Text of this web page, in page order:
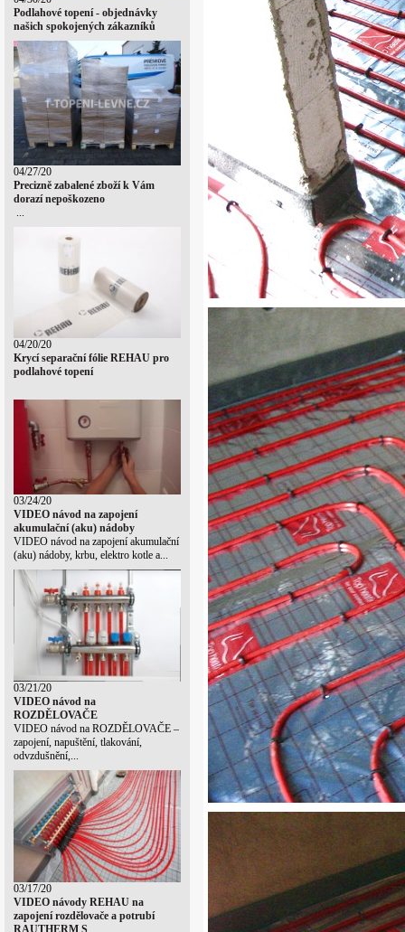
Podlahové topení - objednávky
našich spokojených zákazníků
04/27/20
Precizně zabalené zboží k Vám
dorazí nepoškozeno
...
04/20/20
Krycí separační fólie REHAU pro
podlahové topení
03/24/20
VIDEO návod na zapojení
akumulační (aku) nádoby
VIDEO návod na zapojení akumulační
(aku) nádoby, krbu, elektro kotle a...
03/21/20
VIDEO návod na
ROZDĚLOVAČE
VIDEO návod na ROZDĚLOVAČE –
zapojení, napuštění, tlakování,
odvzdušnění,...
03/17/20
VIDEO návody REHAU na
zapojení rozdělovače a potrubí
RAUTHERM S